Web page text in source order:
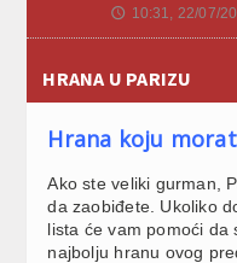
🕔 10:31, 22/07/
HRANA U PARIZU
Hrana koju
Ako ste veliki gurman,
da zaobiđete. Ukoliko
lista će vam pomoći da
najbolju hranu ovog